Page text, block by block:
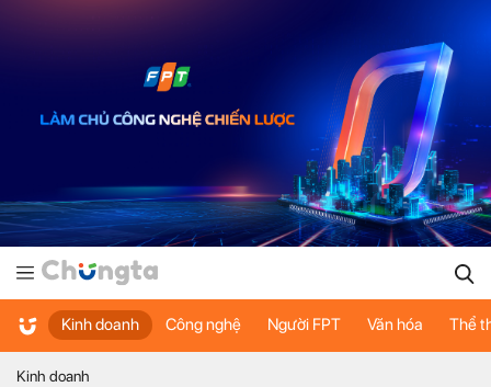
Kinh doanh Công nghệ Người FPT Văn hóa Thể
Kinh doanh